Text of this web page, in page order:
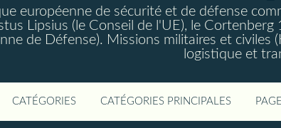
européenne de sécurité et de défense
Lipsius (le Conseil de l'UE), le
de Défense). Missions militaires et civiles
logistique et
CATÉGORIES CATÉGORIES PRINCIPALES